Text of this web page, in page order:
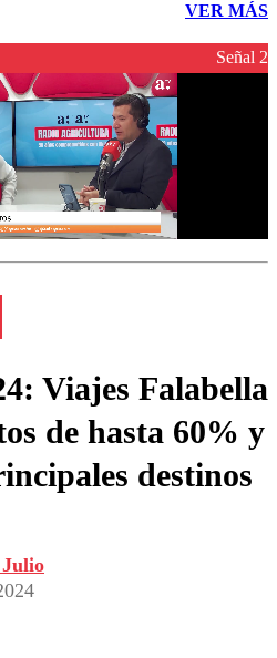
VER MÁS
Señal 2
Viajes Falabella
de hasta 60% y
destinos